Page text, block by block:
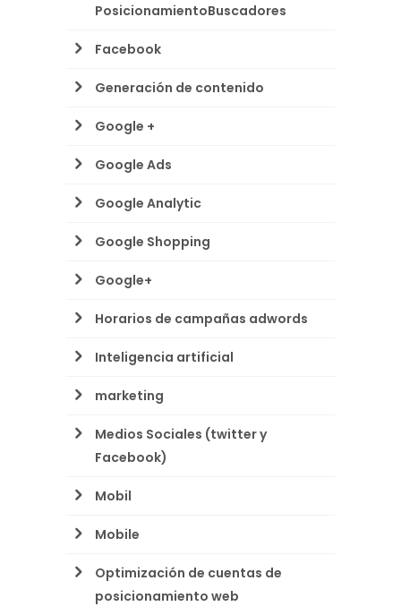
PosicionamientoBuscadores
Facebook
Generación de contenido
Google +
Google Ads
Google Analytic
Google Shopping
Google+
Horarios de campañas adwords
Inteligencia artificial
marketing
Medios Sociales (twitter y
Facebook)
Mobil
Mobile
Optimización de cuentas de
posicionamiento web